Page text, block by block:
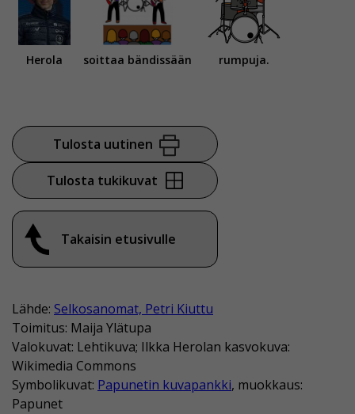
Herola soittaa bändissään rumpuja.
Tulosta uutinen
Tulosta tukikuvat
Takaisin etusivulle
Lähde: Selkosanomat, Petri Kiuttu
Toimitus: Maija Ylätupa
Valokuvat: Lehtikuva; Ilkka Herolan kasvokuva:
Wikimedia Commons
Symbolikuvat: Papunetin kuvapankki, muokkaus:
Papunet